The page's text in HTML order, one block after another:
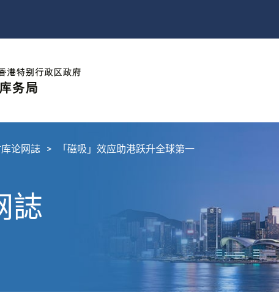
论网誌 「磁吸」效应助港跃升全球第一
誌